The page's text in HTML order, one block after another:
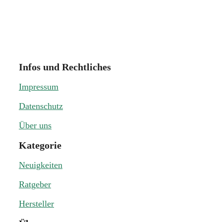
Infos und Rechtliches
Impressum
Datenschutz
Über uns
Kategorie
Neuigkeiten
Ratgeber
Hersteller